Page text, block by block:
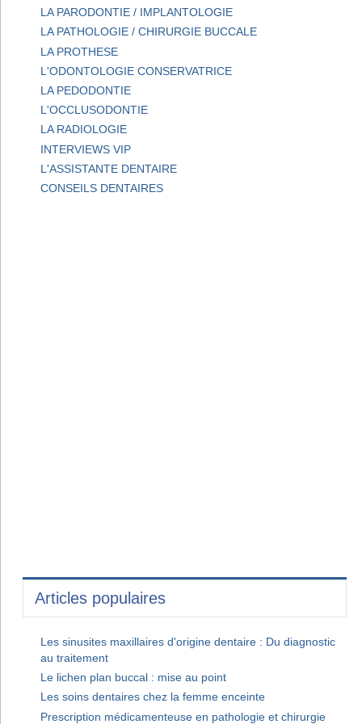
LA PARODONTIE / IMPLANTOLOGIE
LA PATHOLOGIE / CHIRURGIE BUCCALE
LA PROTHESE
L'ODONTOLOGIE CONSERVATRICE
LA PEDODONTIE
L'OCCLUSODONTIE
LA RADIOLOGIE
INTERVIEWS VIP
L'ASSISTANTE DENTAIRE
CONSEILS DENTAIRES
Articles populaires
Les sinusites maxillaires d'origine dentaire : Du diagnostic
au traitement
Le lichen plan buccal : mise au point
Les soins dentaires chez la femme enceinte
Prescription médicamenteuse en pathologie et chirurgie